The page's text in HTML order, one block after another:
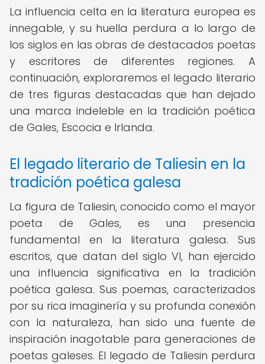
La influencia celta en la literatura europea es
innegable, y su huella perdura a lo largo de
los siglos en las obras de destacados poetas
y escritores de diferentes regiones. A
continuación, exploraremos el legado literario
de tres figuras destacadas que han dejado
una marca indeleble en la tradición poética
de Gales, Escocia e Irlanda.
El legado literario de Taliesin en la
tradición poética galesa
La figura de Taliesin, conocido como el mayor
poeta de Gales, es una presencia
fundamental en la literatura galesa. Sus
escritos, que datan del siglo VI, han ejercido
una influencia significativa en la tradición
poética galesa. Sus poemas, caracterizados
por su rica imaginería y su profunda conexión
con la naturaleza, han sido una fuente de
inspiración inagotable para generaciones de
poetas galeses. El legado de Taliesin perdura